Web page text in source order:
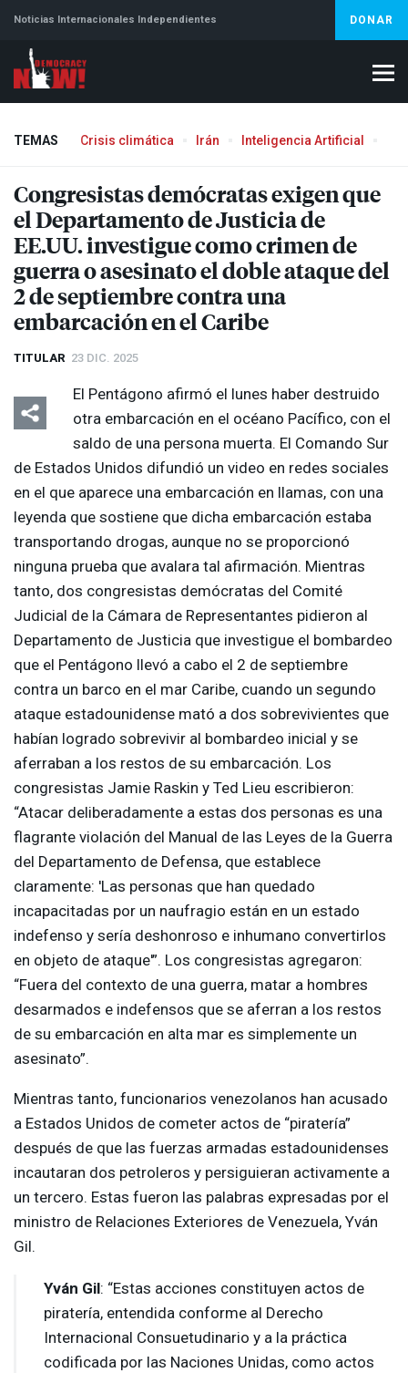
Noticias Internacionales Independientes DONAR
TEMAS Crisis climática Irán Inteligencia Artificial
Congresistas demócratas exigen que
el Departamento de Justicia de
EE.UU. investigue como crimen de
guerra o asesinato el doble ataque del
2 de septiembre contra una
embarcación en el Caribe
TITULAR 23 DIC. 2025
El Pentágono afirmó el lunes haber destruido
otra embarcación en el océano Pacífico, con el
saldo de una persona muerta. El Comando Sur
de Estados Unidos difundió un video en redes sociales
en el que aparece una embarcación en llamas, con una
leyenda que sostiene que dicha embarcación estaba
transportando drogas, aunque no se proporcionó
ninguna prueba que avalara tal afirmación. Mientras
tanto, dos congresistas demócratas del Comité
Judicial de la Cámara de Representantes pidieron al
Departamento de Justicia que investigue el bombardeo
que el Pentágono llevó a cabo el 2 de septiembre
contra un barco en el mar Caribe, cuando un segundo
ataque estadounidense mató a dos sobrevivientes que
habían logrado sobrevivir al bombardeo inicial y se
aferraban a los restos de su embarcación. Los
congresistas Jamie Raskin y Ted Lieu escribieron:
“Atacar deliberadamente a estas dos personas es una
flagrante violación del Manual de las Leyes de la Guerra
del Departamento de Defensa, que establece
claramente: 'Las personas que han quedado
incapacitadas por un naufragio están en un estado
indefenso y sería deshonroso e inhumano convertirlos
en objeto de ataque'”. Los congresistas agregaron:
“Fuera del contexto de una guerra, matar a hombres
desarmados e indefensos que se aferran a los restos
de su embarcación en alta mar es simplemente un
asesinato”.
Mientras tanto, funcionarios venezolanos han acusado
a Estados Unidos de cometer actos de “piratería”
después de que las fuerzas armadas estadounidenses
incautaran dos petroleros y persiguieran activamente a
un tercero. Estas fueron las palabras expresadas por el
ministro de Relaciones Exteriores de Venezuela, Yván
Gil.
Yván Gil: “Estas acciones constituyen actos de
piratería, entendida conforme al Derecho
Internacional Consuetudinario y a la práctica
codificada por las Naciones Unidas, como actos